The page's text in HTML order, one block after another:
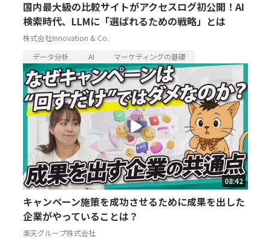
国内最大級の比較サイトがアクセスログ初公開！AI
検索時代、LLMに「選ばれるための戦略」とは
株式会社Innovation & Co.
データ分析
AI マーケティングの基礎
08:42
キャンペーン施策を成功させるために成果を出した
企業がやっていることは？
楽天グループ株式会社